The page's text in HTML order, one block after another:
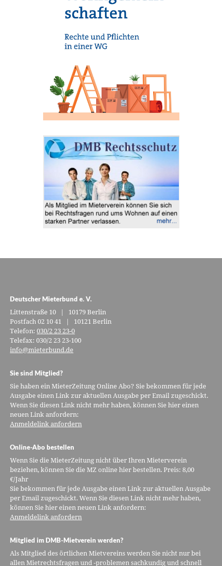
Deutscher Mieterbund e. V.
Littenstraße 10 | 10179 Berlin
Postfach 02 10 41 | 10121 Berlin
Telefon:030/2 23 23-0
Telefax: 030/2 23 23-100
info@mieterbund.de
Sie sind Mitglied?
Sie haben ein MieterZeitung Online Abo? Sie bekommen für jede
Ausgabe einen Link zur aktuellen Ausgabe per Email zugeschickt.
Wenn Sie diesen Link nicht mehr haben, können Sie hier einen
neuen Link anfordern:
Anmeldelink anfordern
Online-Abo bestellen
Wenn Sie die MieterZeitung nicht über Ihren Mieterverein
beziehen, können Sie die MZ online hier bestellen. Preis: 8,00
€/Jahr
Sie bekommen für jede Ausgabe einen Link zur aktuellen Ausgabe
per Email zugeschickt. Wenn Sie diesen Link nicht mehr haben,
können Sie hier einen neuen Link anfordern:
Anmeldelink anfordern
Mitglied im DMB-Mietverein werden?
Als Mitglied des örtlichen Mietvereins werden Sie nicht nur bei
allen Mietrechtsfragen und -problemen sachkundig und schnell